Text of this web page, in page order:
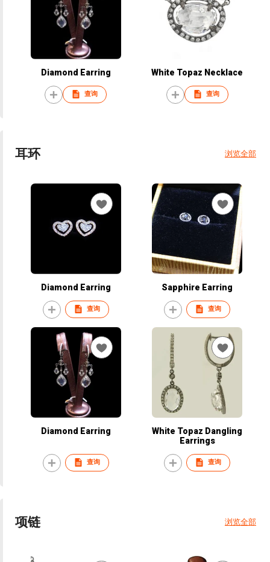
Diamond Earring
查询
White Topaz Necklace
查询
耳环 浏览全部
Diamond Earring
查询
Sapphire Earring
查询
Diamond Earring
查询
White Topaz Dangling
Earrings
查询
项链 浏览全部